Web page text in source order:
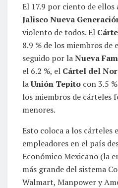
El 17.9 por ciento de ellos
Jalisco Nueva
violento de todos. El
8.9 % de los miembros de
seguido por laNueva
el 6.2 %, el Cártel del
laUnión Tepito con 3.5
los miembros de cárteles
menores.
Esto coloca a los cárteles
empleadores en el país
Económico Mexicano (la
más grande del sistema
Walmart, Manpower y